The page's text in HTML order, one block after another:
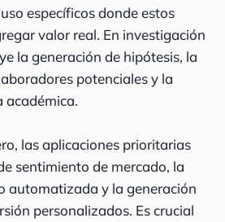
específicos donde estos
valor real. En investigación
la generación de hipótesis, la
potenciales y la
académica.
las aplicaciones prioritarias
sentimiento de mercado, la
automatizada y la generación
personalizados. Es crucial